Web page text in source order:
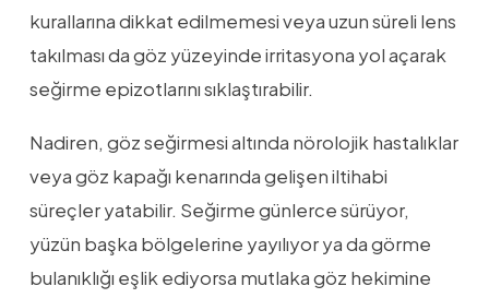
kurallarına dikkat edilmemesi veya uzun süreli lens
takılması da göz yüzeyinde irritasyona yol açarak
seğirme epizotlarını sıklaştırabilir.
Nadiren, göz seğirmesi altında nörolojik hastalıklar
veya göz kapağı kenarında gelişen iltihabi
süreçler yatabilir. Seğirme günlerce sürüyor,
yüzün başka bölgelerine yayılıyor ya da görme
bulanıklığı eşlik ediyorsa mutlaka göz hekimine